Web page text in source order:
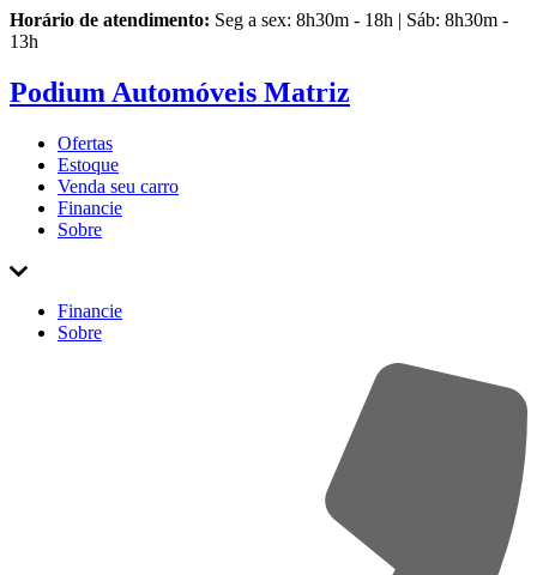
Horário de atendimento: Seg a sex: 8h30m - 18h | Sáb: 8h30m -
13h
Podium Automóveis Matriz
Ofertas
Estoque
Venda seu carro
Financie
Sobre
Financie
Sobre